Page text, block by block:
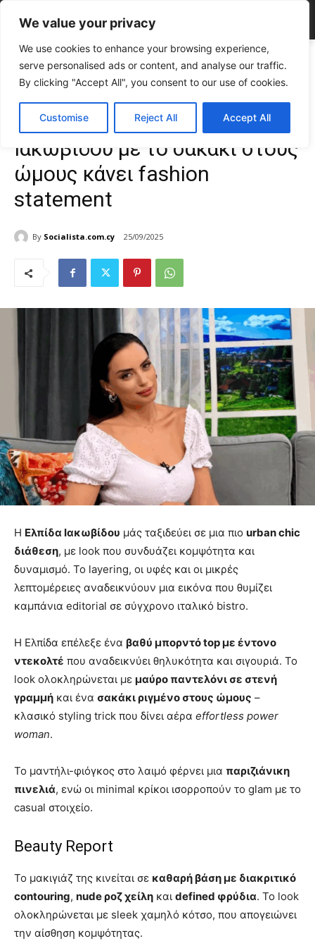
We value your privacy
We use cookies to enhance your browsing experience,
serve personalised ads or content, and analyse our traffic.
By clicking "Accept All", you consent to our use of cookies.
Customise Reject All Accept All
Home FASHION & BEAUTY
Power woman vibes: Η Ελπίδα
Ιακωβίδου με το σακάκι στους ώμους κάνει...
Power woman vibes: Η Ελπίδα
Ιακωβίδου με το σακάκι στους
ώμους κάνει fashion
statement
By Socialista.com.cy 25/09/2025
Η Ελπίδα Ιακωβίδου μάς ταξιδεύει σε μια πιο urban chic
διάθεση, με look που συνδυάζει κομψότητα και
δυναμισμό. Το layering, οι υφές και οι μικρές
λεπτομέρειες αναδεικνύουν μια εικόνα που θυμίζει
καμπάνια editorial σε σύγχρονο ιταλικό bistro.
Η Ελπίδα επέλεξε ένα βαθύ μπορντό top με έντονο
ντεκολτέ που αναδεικνύει θηλυκότητα και σιγουριά. Το
look ολοκληρώνεται με μαύρο παντελόνι σε στενή
γραμμή και ένα σακάκι ριγμένο στους ώμους –
κλασικό styling trick που δίνει αέρα effortless power
woman.
Το μαντήλι-φιόγκος στο λαιμό φέρνει μια παριζιάνικη
πινελιά, ενώ οι minimal κρίκοι ισορροπούν το glam με το
casual στοιχείο.
Beauty Report
Το μακιγιάζ της κινείται σε καθαρή βάση με διακριτικό
contouring, nude ροζ χείλη και defined φρύδια. Το look
ολοκληρώνεται με sleek χαμηλό κότσο, που απογειώνει
την αίσθηση κομψότητας.